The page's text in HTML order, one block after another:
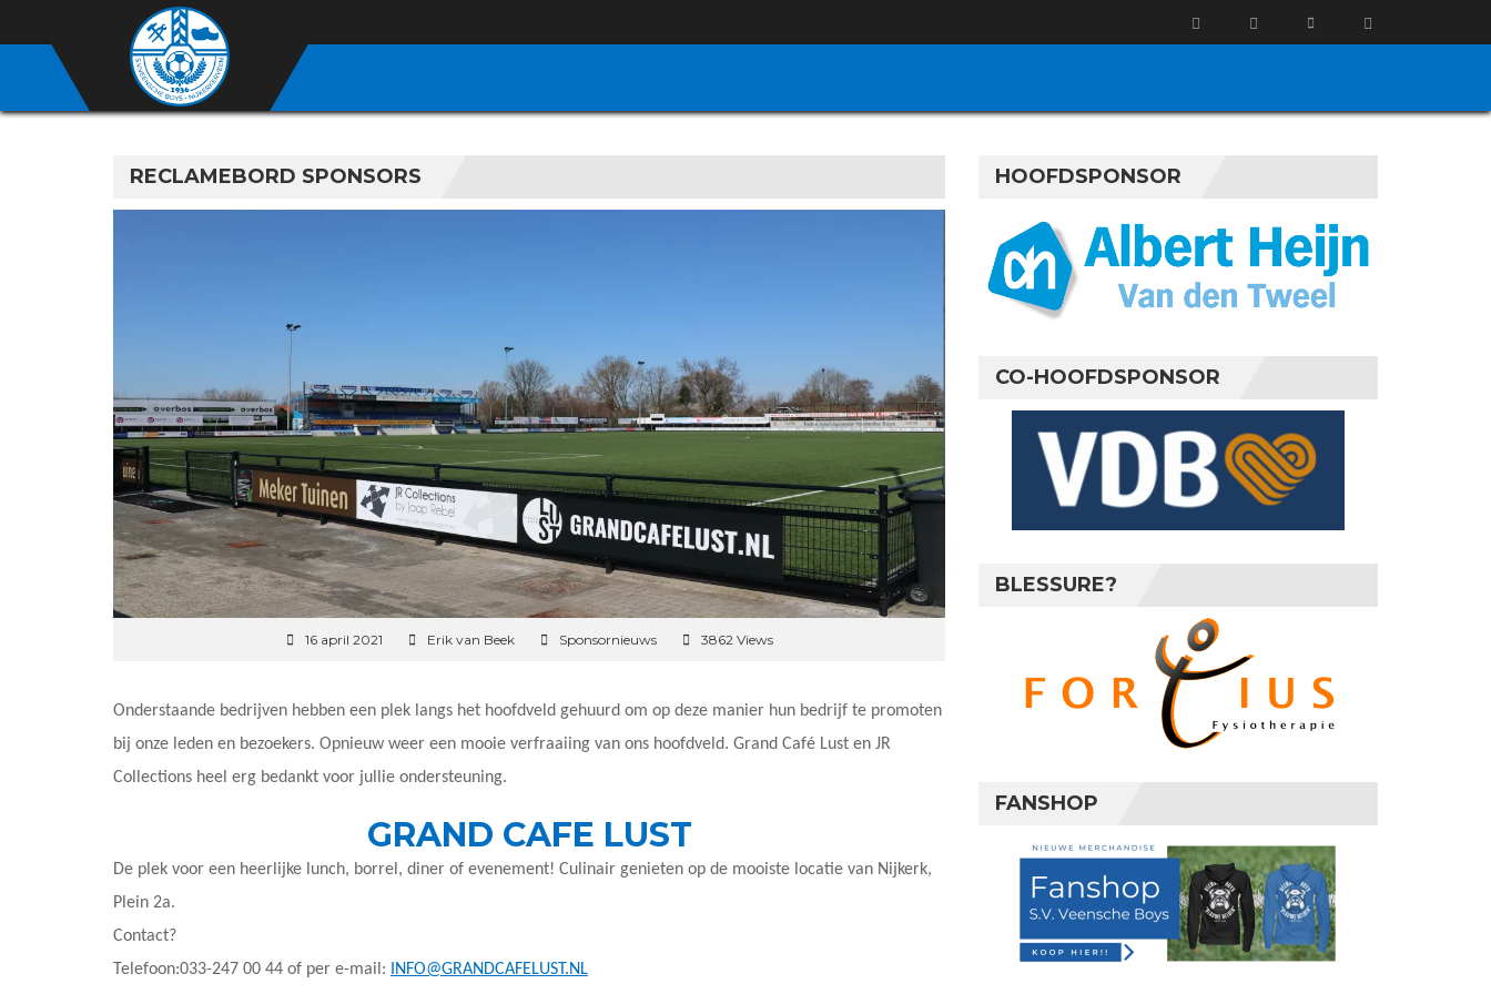
RECLAMEBORD SPONSORS
16 april 2021 Erik van Beek Sponsornieuws 3862 Views
Onderstaande bedrijven hebben een plek langs het hoofdveld gehuurd om op deze manier hun bedrijf te promoten
bij onze leden en bezoekers. Opnieuw weer een mooie verfraaiing van ons hoofdveld. Grand Café Lust en JR
Collections heel erg bedankt voor jullie ondersteuning.
GRAND CAFE LUST
De plek voor een heerlijke lunch, borrel, diner of evenement! Culinair genieten op de mooiste locatie van Nijkerk,
Plein 2a.
Contact?
Telefoon:033-247 00 44 of per e-mail:
INFO@GRANDCAFELUST.NL
HOOFDSPONSOR
CO-HOOFDSPONSOR
BLESSURE?
FANSHOP